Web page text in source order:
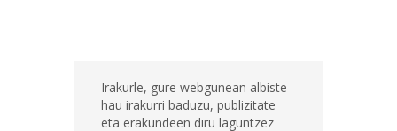
Irakurle, gure webgunean albiste
hau irakurri baduzu, publizitate
eta erakundeen diru laguntzez